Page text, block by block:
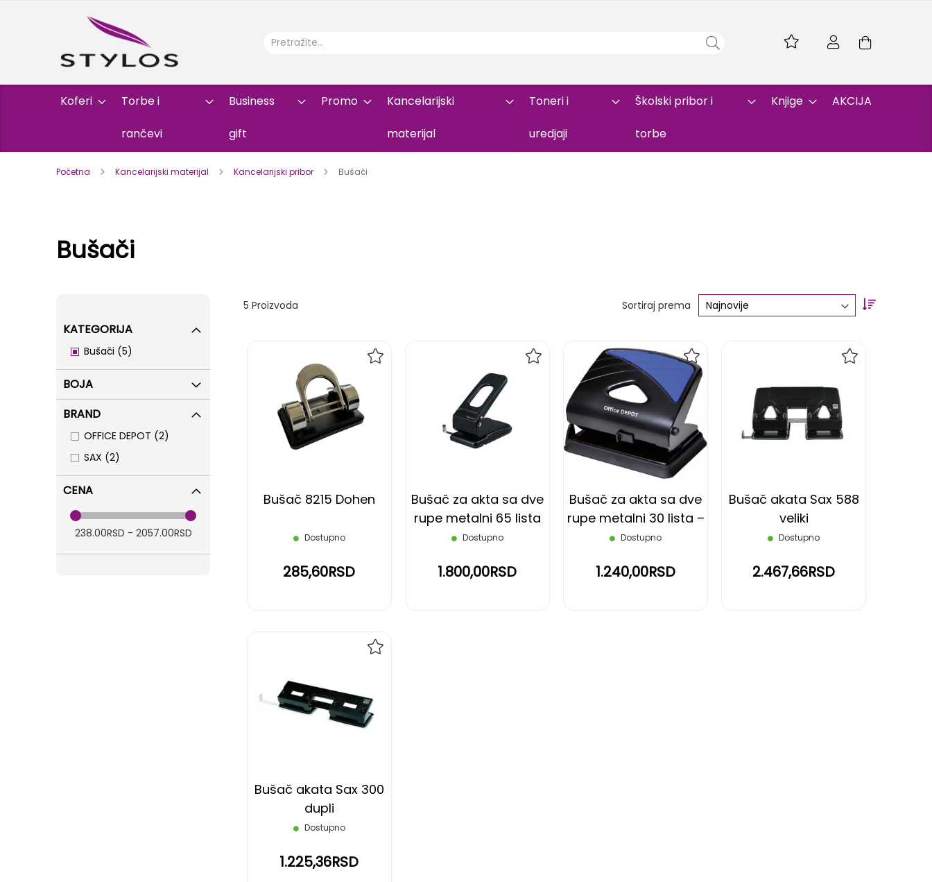
Skip
Koferi Torbe i
rančevi
Business
gift
Promo Kancelarijski
materijal
Toneri i
uredjaji
Školski pribor i
torbe
Knjige AKCIJA
Početna Kancelarijski materijal Kancelarijski pribor Bušači
Bušači
5 Proizvoda Sortiraj prema
Set
Bušač 8215 Dohen
Dostupno
285,60RSD
Bušač za akta sa dve
rupe metalni 65 lista
OFFICE DEPOT
Dostupno
1.800,00RSD
Bušač za akta sa dve
rupe metalni 30 lista –
plavo crni OFFICE
Dostupno
1.240,00RSD
DODAJ
NA
LISTU
ŽELJA
Bušač akata Sax 588
veliki
Dostupno
2.467,66RSD
Bušač akata Sax 300
dupli
Dostupno
1.225,36RSD
KATEGORIJA
Bušači 5
items
BOJA
BRAND
OFFICE DEPOT 2
items
SAX 2
items
CENA
238.00RSD - 2057.00RSD